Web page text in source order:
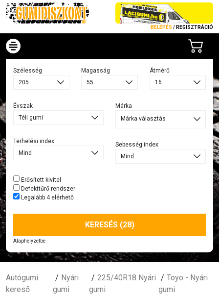
BELÉPÉS / REGISZTRÁCIÓ
Szélesség Magasság Átmérő
Évszak
Terhelési index
Márka
Márka választás
Sebesség index
Erősített kivitel
Defekttűrő rendszer
Legalább 4 elérhető
KERESÉS (28)
Alaphelyzetbe
Autógumi
kereső
Nyári
gumi
225/40R18 Nyári
gumi
Toyo - Nyári
gumi